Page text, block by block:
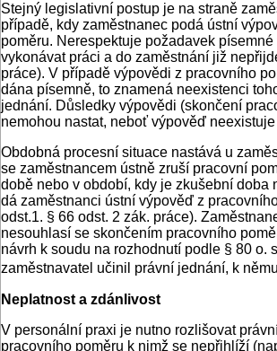
Stejný legislativní postup je na straně
případě, kdy zaměstnanec podá ústní
poměru. Nerespektuje požadavek
vykonávat práci a do zaměstnání již
práce). V případě výpovědi z pracovního
dána písemně, to znamená neexistenci
jednání. Důsledky výpovědi (skončení
nemohou nastat, neboť výpověď neexistuje
Obdobná procesní situace nastává u
se zaměstnancem ústně zruší pracovní
době nebo v období, kdy je zkušební doba
dá zaměstnanci ústní výpověď z
odst.1. § 66 odst. 2 zák. práce).
nesouhlasí se skončením pracovního
návrh k soudu na rozhodnutí podle § 80 o.
zaměstnavatel učinil právní jednání, k
Neplatnost a zdánlivost
V personální praxi je nutno rozlišovat
pracovního poměru k nimž se nepřihlíží